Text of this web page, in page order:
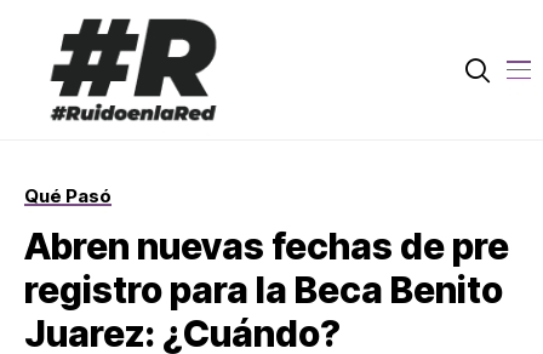
Qué Pasó
Abren nuevas fechas de pre
registro para la Beca Benito
Juarez: ¿Cuándo?